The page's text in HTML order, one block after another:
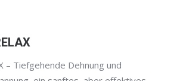
– Tiefgehende Dehnung und